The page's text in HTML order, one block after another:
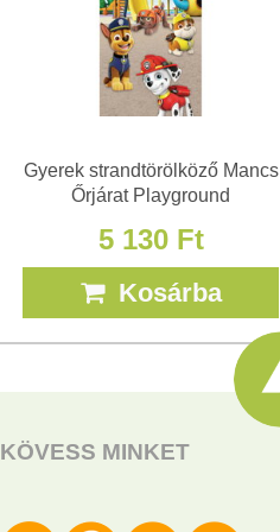
Gyerek strandtörölköző Mancs
Őrjárat Playground
5 130 Ft
Kosárba
KÖVESS MINKET